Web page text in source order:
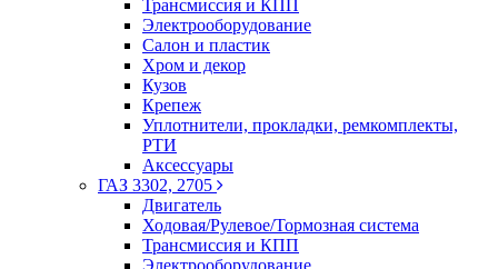
Трансмиссия и КПП
Электрооборудование
Салон и пластик
Хром и декор
Кузов
Крепеж
Уплотнители, прокладки, ремкомплекты,
РТИ
Аксессуары
ГАЗ 3302, 2705
Двигатель
Ходовая/Рулевое/Тормозная система
Трансмиссия и КПП
Электрооборудование